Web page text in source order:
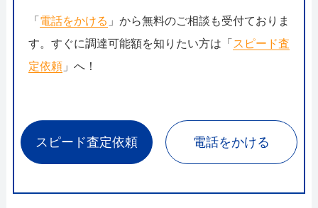
「 電話をかける 」から無料のご相談も受付ておりま
す。すぐに調達可能額を知りたい方は「 スピード査
定依頼」へ！
スピード査定依頼 電話をかける